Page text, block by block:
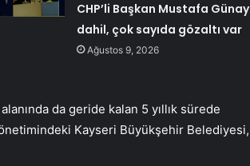
CHP’li Başkan Mustafa Günay
dahil, çok sayıda gözaltı var
Ağustos 9, 2026
da geride kalan 5 yıllık sürede
Kayseri Büyükşehir Belediyesi,